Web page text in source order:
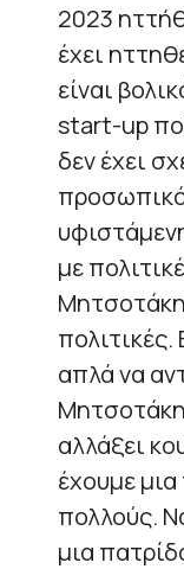
2023
έχει
είναι
start-up
δεν έχει
με
απλά να
αλλάξει
έχουμε μια
πολλούς.
μια